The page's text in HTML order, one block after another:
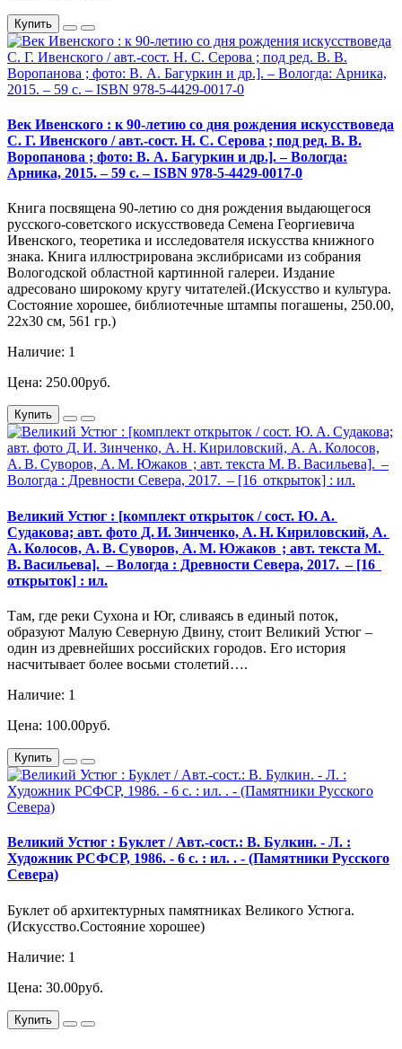
Купить
Век Ивенского : к 90-летию со дня рождения искусствоведа
С. Г. Ивенского / авт.-сост. Н. С. Серова ; под ред. В. В.
Воропанова ; фото: В. А. Багуркин и др.]. – Вологда:
Арника, 2015. – 59 с. – ISBN 978-5-4429-0017-0
Книга посвящена 90-летию со дня рождения выдающегося
русского-советского искусствоведа Семена Георгиевича
Ивенского, теоретика и исследователя искусства книжного
знака. Книга иллюстрирована экслибрисами из собрания
Вологодской областной картинной галереи. Издание
адресовано широкому кругу читателей.(Искусство и культура.
Состояние хорошее, библиотечные штампы погашены, 250.00,
22х30 см, 561 гр.)
Наличие: 1
Цена: 250.00руб.
Купить
Великий Устюг : [комплект открыток / сост. Ю. А.
Судакова; авт. фото Д. И. Зинченко, А. Н. Кириловский, А.
А. Колосов, А. В. Суворов, А. М. Южаков ; авт. текста М.
В. Васильева]. – Вологда : Древности Севера, 2017. – [16
открыток] : ил.
Там, где реки Сухона и Юг, сливаясь в единый поток,
образуют Малую Северную Двину, стоит Великий Устюг –
один из древнейших российских городов. Его история
насчитывает более восьми столетий….
Наличие: 1
Цена: 100.00руб.
Купить
Великий Устюг : Буклет / Авт.-сост.: В. Булкин. - Л. :
Художник РСФСР, 1986. - 6 с. : ил. . - (Памятники Русского
Севера)
Буклет об архитектурных памятниках Великого Устюга.
(Искусство.Состояние хорошее)
Наличие: 1
Цена: 30.00руб.
Купить